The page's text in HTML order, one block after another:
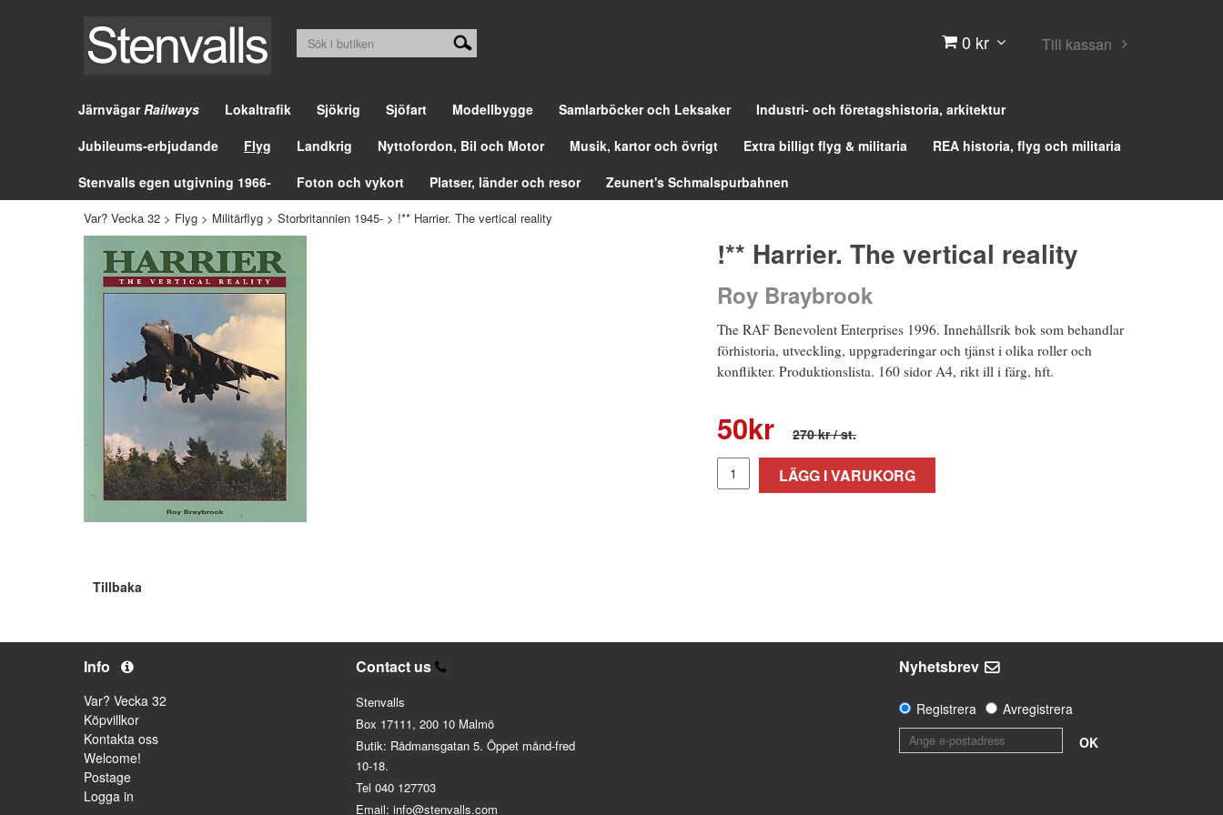
0 kr Till kassan
JärnvägarRailways Lokaltrafik Sjökrig Sjöfart Modellbygge Samlarböcker och Leksaker
Industri- och företagshistoria, arkitektur
Jubileums-erbjudande
Flyg Landkrig Nyttofordon, Bil och Motor Musik, kartor och övrigt Extra billigt flyg & militaria
REA historia, flyg och militaria
Stenvalls egen utgivning 1966-
Foton och vykort Platser, länder och resor Zeunert's Schmalspurbahnen
Var? Vecka 32 > Flyg > Militärflyg > Storbritannien 1945- > !** Harrier. The vertical reality
!** Harrier. The vertical reality
Roy Braybrook
The RAF Benevolent Enterprises 1996. Innehållsrik bok som behandlar
förhistoria, utveckling, uppgraderingar och tjänst i olika roller och
konflikter. Produktionslista. 160 sidor A4, rikt ill i färg, hft.
50kr 270 kr/ st.
LÄGG I VARUKORG
Tillbaka
Info
Var? Vecka 32
Köpvillkor
Kontakta oss
Welcome!
Postage
Logga in
Contact us
Stenvalls
Box 17111, 200 10 Malmö
Butik: Rådmansgatan 5. Öppet månd-fred
10-18.
Tel 040 127703
Email: info@stenvalls.com
Nyhetsbrev
Registrera
Avregistrera
OK